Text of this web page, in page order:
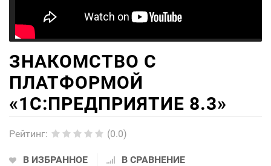
ЗНАКОМСТВО С
ПЛАТФОРМОЙ
«1C:ПРЕДПРИЯТИЕ 8.3»
Рейтинг: (0.0)
В ИЗБРАННОЕ В СРАВНЕНИЕ